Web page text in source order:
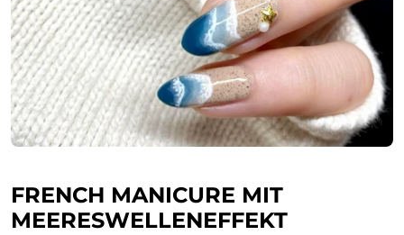
FRENCH MANICURE MIT
MEERESWELLENEFFEKT